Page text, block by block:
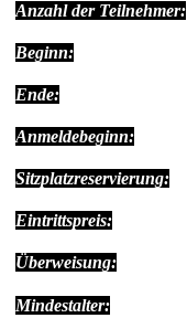
Anzahl der Teilnehmer:
Beginn:
Ende:
Anmeldebeginn:
Sitzplatzreservierung:
Eintrittspreis:
Überweisung:
Mindestalter: